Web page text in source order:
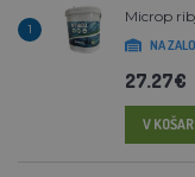
1
Microp
NA
27.27€
V